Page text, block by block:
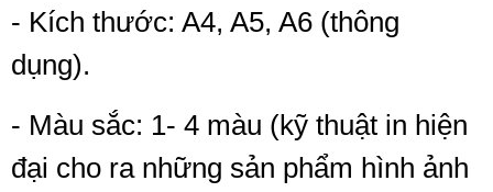
- Kích thước: A4, A5, A6 (thông
dụng).
- Màu sắc: 1- 4 màu (kỹ thuật in hiện
đại cho ra những sản phẩm hình ảnh